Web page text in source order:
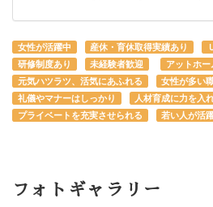
女性が活躍中 産休・育休取得実績あり
研修制度あり
未経験者歓迎
アットホ
元気ハツラツ、活気にあふれる
女性が多い
礼儀やマナーはしっかり
人材育成に力を入
プライベートを充実させられる
若い人が活
フォトギャラリー